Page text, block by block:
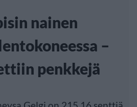
nainen
–
penkkejä